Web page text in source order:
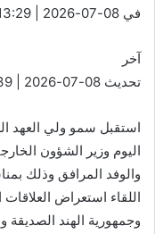
في 08-07-2026 | 13:29
آخر
تحديث 08-07-2026 | 13:39
استقبل سمو ولي العهد
اليوم وزير الشؤون
والوفد المرافق وذلك
اللقاء استعراض العلاقات
وجمهورية الهند الصديقة